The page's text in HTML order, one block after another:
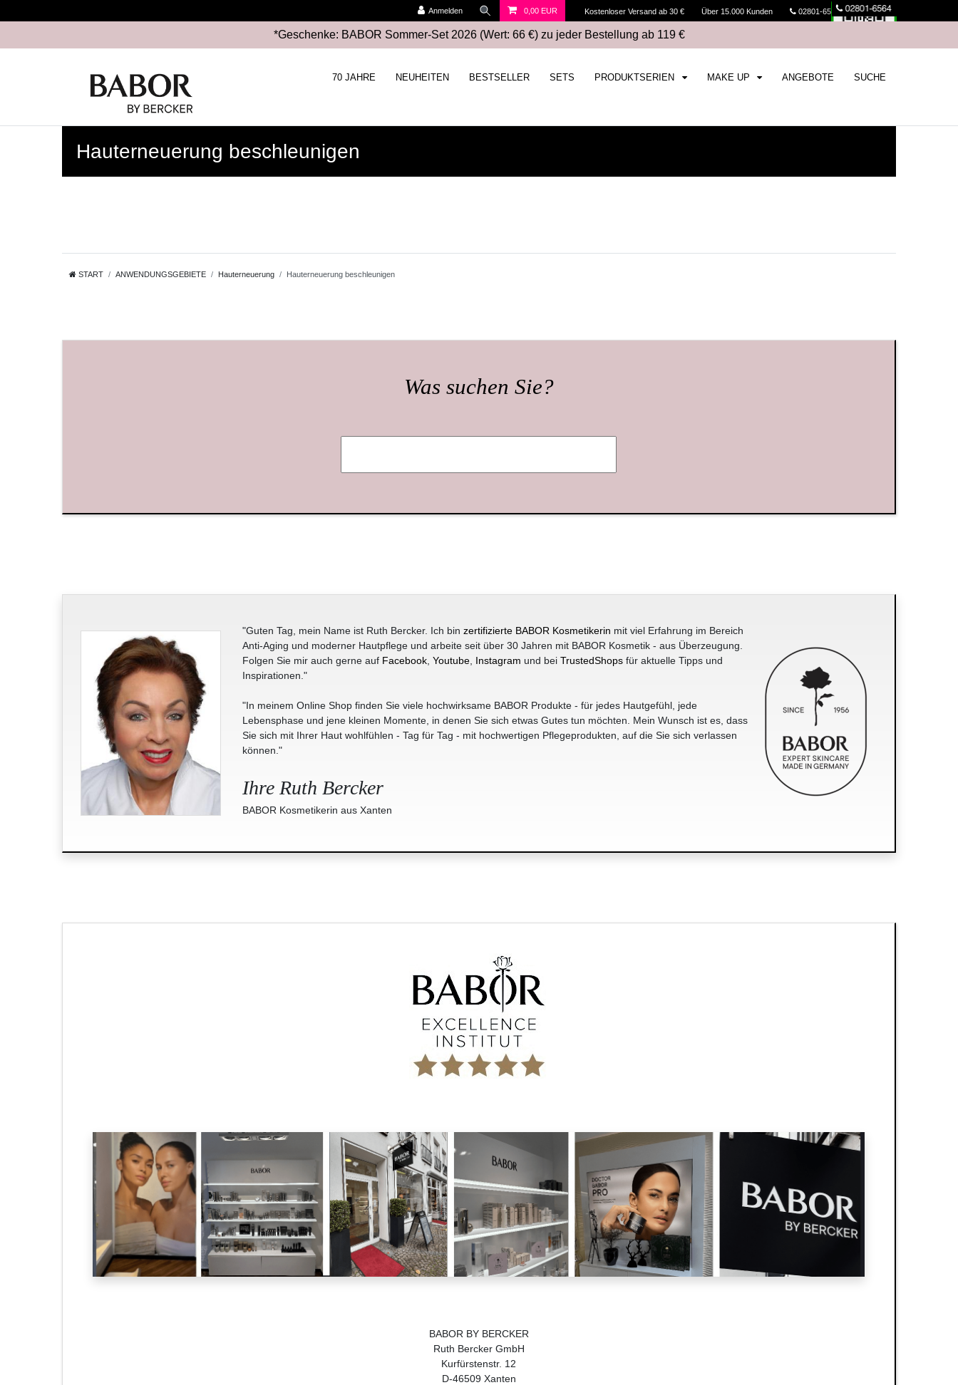
Kostenloser Versand ab 30 € Über 15.000 Kunden 02801-6564 Kasse
Anmelden 0,00 EUR
*Geschenke: BABOR Sommer-Set 2026 (Wert: 66 €) zu jeder Bestellung ab 119 €
70 JAHRE NEUHEITEN BESTSELLER SETS PRODUKTSERIEN MAKE UP ANGEBOTE SUCHE
Hauterneuerung beschleunigen
START ANWENDUNGSGEBIETE Hauterneuerung Hauterneuerung beschleunigen
Was suchen Sie?
"Guten Tag, mein Name ist Ruth Bercker. Ich bin zertifizierte BABOR Kosmetikerin mit viel Erfahrung im Bereich
Anti-Aging und moderner Hautpflege und arbeite seit über 30 Jahren mit BABOR Kosmetik - aus Überzeugung.
Folgen Sie mir auch gerne auf Facebook, Youtube, Instagram und bei TrustedShopsfür aktuelle Tipps und
Inspirationen."
"In meinem Online Shop finden Sie viele hochwirksame BABOR Produkte - für jedes Hautgefühl, jede
Lebensphase und jene kleinen Momente, in denen Sie sich etwas Gutes tun möchten. Mein Wunsch ist es, dass
Sie sich mit Ihrer Haut wohlfühlen - Tag für Tag - mit hochwertigen Pflegeprodukten, auf die Sie sich verlassen
können."
Ihre Ruth Bercker
BABOR Kosmetikerin aus Xanten
BABOR BY BERCKER
Ruth Bercker GmbH
Kurfürstenstr. 12
D-46509 Xanten